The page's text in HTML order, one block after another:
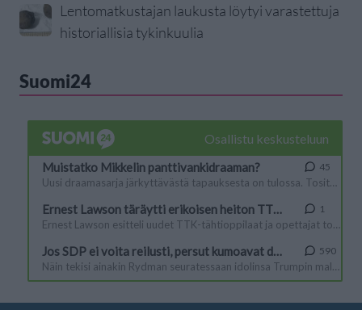
Lentomatkustajan laukusta löytyi varastettuja
historiallisia tykinkuulia
Suomi24